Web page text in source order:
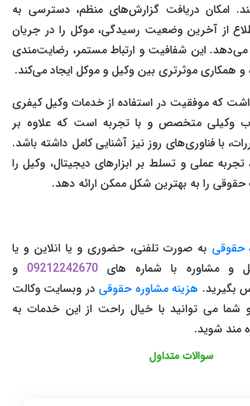
امکان دریافت گزارش‌های منظم، دسترسی به
از آخرین وضعیت رسیدگی، موکل را در جریان
می‌دهد. این شفافیت و ارتباط مستمر، رضایت‌مندی
و همکاری موثرتری بین وکیل و موکل ایجاد می‌کند.
که موفقیت در استفاده از خدمات وکیل کیفری
وکیلی متخصص و با تجربه است که علاوه بر
با فناوری‌های روز نیز آشنایی کامل داشته باشد.
عملی و تسلط بر ابزارهای دیجیتال، وکیل را
حقوقی را به بهترین شکل ممکن ارائه دهد.
حقوقی به صورت تلفنی، حضوری و یا انلاین و یا
و مشاوره با شماره های 09212242670 و
بگیرید. هزینه مشاوره حقوقیدر وبسایت وکالت
شما می توانید با خیال راحت از این خدمات به
مند شوید.
سوالات متداول